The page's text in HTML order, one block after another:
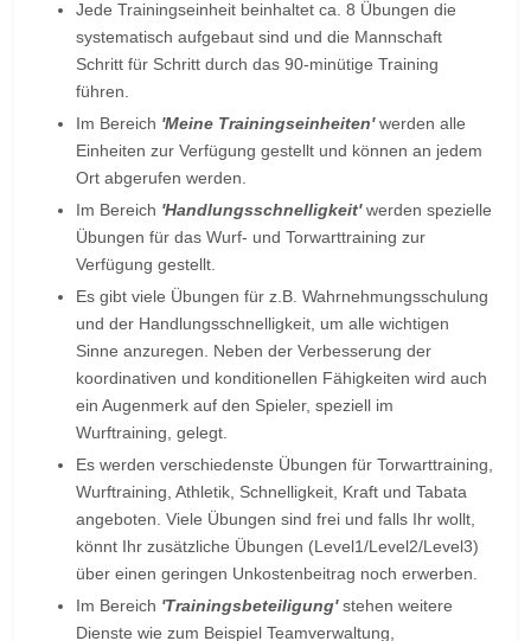
Jede Trainingseinheit beinhaltet ca. 8 Übungen die
systematisch aufgebaut sind und die Mannschaft
Schritt für Schritt durch das 90-minütige Training
führen.
Im Bereich 'Meine Trainingseinheiten'werden alle
Einheiten zur Verfügung gestellt und können an jedem
Ort abgerufen werden.
Im Bereich 'Handlungsschnelligkeit'werden spezielle
Übungen für das Wurf- und Torwarttraining zur
Verfügung gestellt.
Es gibt viele Übungen für z.B. Wahrnehmungsschulung
und der Handlungsschnelligkeit, um alle wichtigen
Sinne anzuregen. Neben der Verbesserung der
koordinativen und konditionellen Fähigkeiten wird auch
ein Augenmerk auf den Spieler, speziell im
Wurftraining, gelegt.
Es werden verschiedenste Übungen für Torwarttraining,
Wurftraining, Athletik, Schnelligkeit, Kraft und Tabata
angeboten. Viele Übungen sind frei und falls Ihr wollt,
könnt Ihr zusätzliche Übungen (Level1/Level2/Level3)
über einen geringen Unkostenbeitrag noch erwerben.
Im Bereich 'Trainingsbeteiligung'stehen weitere
Dienste wie zum Beispiel Teamverwaltung,